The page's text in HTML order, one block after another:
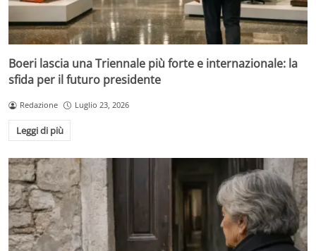
Boeri lascia una Triennale più forte e internazionale: la
sfida per il futuro presidente
Redazione Luglio 23, 2026
Leggi di più